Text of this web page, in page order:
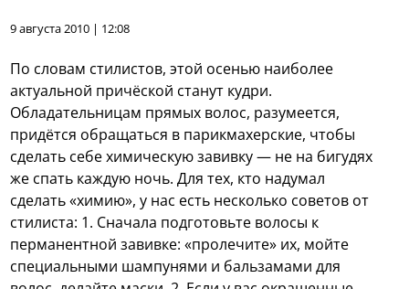
9 августа 2010 | 12:08
По словам стилистов, этой осенью наиболее
актуальной причёской станут кудри.
Обладательницам прямых волос, разумеется,
придётся обращаться в парикмахерские, чтобы
сделать себе химическую завивку — не на бигудях
же спать каждую ночь. Для тех, кто надумал
сделать «химию», у нас есть несколько советов от
стилиста: 1. Сначала подготовьте волосы к
перманентной завивке: «пролечите» их, мойте
специальными шампунями и бальзамами для